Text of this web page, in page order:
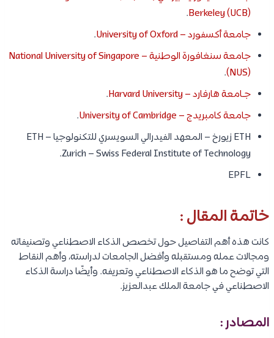
Berkeley (UCB)
.
جامعة أكسفورد – University of Oxford
.
جامعة سنغافورة الوطنية – National University of Singapore
(NUS)
.
جـامعة هارفارد – Harvard University
.
جامعة كامبريدج – University of Cambridge
.
ETH زيورخ – المعهد الفيدرالي السويسري للتكنولوجيا – ETH
Zurich – Swiss Federal Institute of Technology.
EPFL
خاتمة المقال :
كانت هذه أهم التفاصيل حول تخصص الذكاء الاصطناعي وتصنيفاته
ومجالات عمله ومستقبله وأفضل الجامعات لدراسته، وأهم النقاط
التي توضح ما هو الذكاء الاصطناعي وتعريفه. وأيضًا دراسة الذكاء
الاصطناعي في جامعة الملك عبدالعزيز.
المصادر :